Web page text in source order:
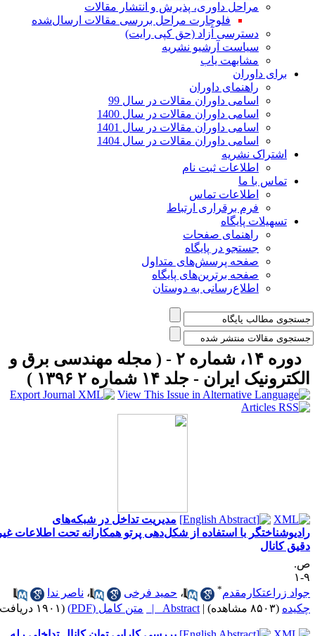
مراحل داوری، پذیرش و انتشار مقالات
فلوچارت مراحل بررسی مقالات ارسال‌شده
دسترسی آزاد (حق کپی رایت)
سیاست آرشیو نشریه
مشابهت یاب
برای داوران
راهنمای داوران
اسامی داوران مقالات در سال 99
اسامی داوران مقالات در سال 1400
اسامی داوران مقالات در سال 1401
اسامی داوران مقالات در سال 1404
اشتراک نشریه
اطلاعات ثبت نام
تماس با ما
اطلاعات تماس
فرم برقراری ارتباط
تسهیلات پایگاه
راهنمای صفحات
جستجو در پایگاه
صفحه پرسش‌های متداول
صفحه برترین‌های پایگاه
اطلاع‌رسانی به دوستان
دوره ۱۴، شماره ۲ - ( مجله مهندسی برق و
ایران - جلد ۱۴ شماره ۲ ۱۳۹۶ )
مدیریت تداخل در شبکه‌های
با استفاده از شکل‌دهی پرتو همکارانه تحت اطلاعات غیر
کانال
زراعتکارمقدم
،حمید فرخی ،ناصر ندا
(۸۵۰۳ مشاهده) |
Abstract | متن کامل (PDF) (۱۹۰۱ دریافت)